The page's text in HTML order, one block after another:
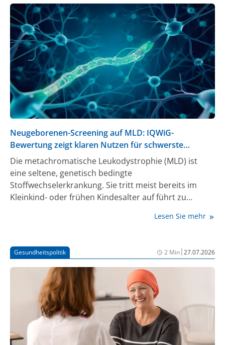
Neugeborenen-Screening auf MLD: IQWiG-
Bewertung zeigt klaren Nutzen für schwerste
Verlaufsform
Die metachromatische Leukodystrophie (MLD) ist
eine seltene, genetisch bedingte
Stoffwechselerkrankung. Sie tritt meist bereits im
Kleinkind- oder frühen Kindesalter auf führt zu
Einschränkungen, u.a. wegen des fortschreitenden
Nervensystems. In Deutschland geht man von 5 bis 16
neuen Fällen pro Jahr aus. Unbehandelt führt die
Erkrankung meist innerhalb weniger Jahre zum Tod.
Doch dank einer verfügbaren Gentherapie lassen sich
nach einer Diagnose noch vor den ersten Symptomen
bei etwa der Hälfte der betroffenen Kinder
ausgeprägte Beschwerden und der frühe Tod
verhindern.
Lesen Sie mehr
Gesundheitspolitik 2 Min|27.07.2026